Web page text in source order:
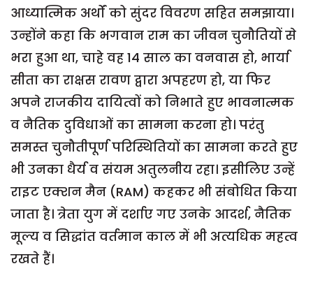
आध्यात्मिक अर्थों को सुंदर विवरण सहित समझाया।
उन्होंने कहा कि भगवान राम का जीवन चुनौतियों से
भरा हुआ था, चाहे वह 14 साल का वनवास हो, भार्या
सीता का राक्षस रावण द्वारा अपहरण हो, या फिर
अपने राजकीय दायित्वों को निभाते हुए भावनात्मक
व नैतिक दुविधाओं का सामना करना हो। परंतु
समस्त चुनौतीपूर्ण परिस्थितियों का सामना करते हुए
भी उनका धैर्य व संयम अतुलनीय रहा। इसीलिए उन्हें
राइट एक्शन मैन (RAM) कहकर भी संबोधित किया
जाता है। त्रेता युग में दर्शाए गए उनके आदर्श, नैतिक
मूल्य व सिद्धांत वर्तमान काल में भी अत्यधिक महत्व
रखते हैं।